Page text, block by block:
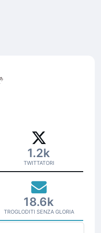
1.2k
TWITTATORI
18.6k
TROGLODITI SENZA GLORIA